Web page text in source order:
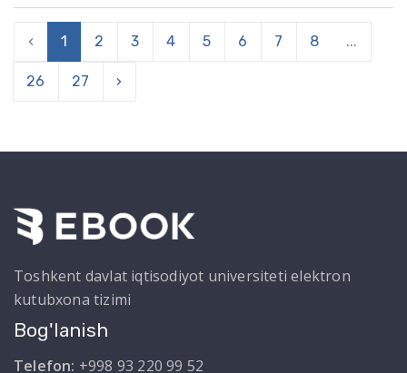
‹ 1 2 3 4 5 6 7 8 ...
26 27 ›
Toshkent davlat iqtisodiyot universiteti elektron
kutubxona tizimi
Bog'lanish
Telefon: +998 93 220 99 52